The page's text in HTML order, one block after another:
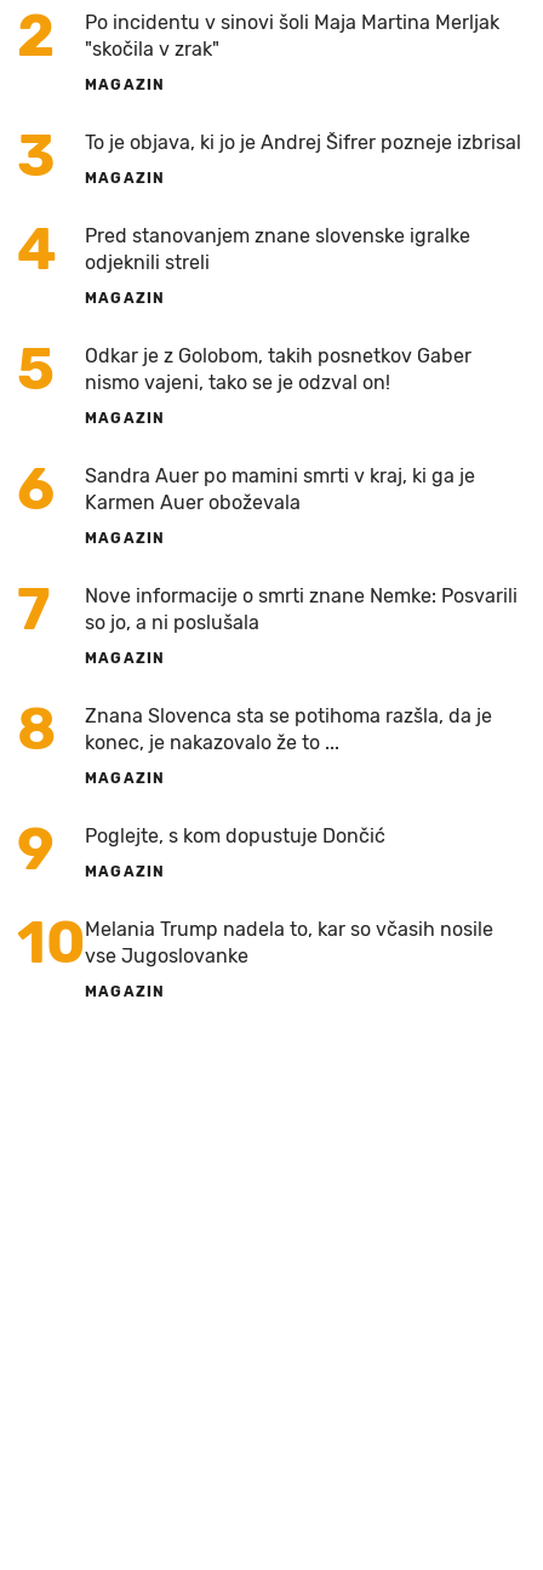
2
Po incidentu v sinovi šoli Maja Martina Merljak
"skočila v zrak"
MAGAZIN
3 To je objava, ki jo je Andrej Šifrer pozneje izbrisal
MAGAZIN
4
Pred stanovanjem znane slovenske igralke
odjeknili streli
MAGAZIN
5
Odkar je z Golobom, takih posnetkov Gaber
nismo vajeni, tako se je odzval on!
MAGAZIN
6
Sandra Auer po mamini smrti v kraj, ki ga je
Karmen Auer oboževala
MAGAZIN
7
Nove informacije o smrti znane Nemke: Posvarili
so jo, a ni poslušala
MAGAZIN
8
Znana Slovenca sta se potihoma razšla, da je
konec, je nakazovalo že to ...
MAGAZIN
9 Poglejte, s kom dopustuje Dončić
MAGAZIN
10Melania Trump nadela to, kar so včasih nosile
vse Jugoslovanke
MAGAZIN